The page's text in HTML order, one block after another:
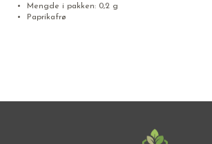
Mengde i pakken: 0,2 g
Paprikafrø